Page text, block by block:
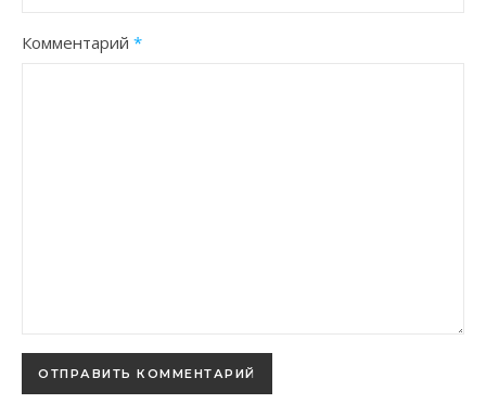
Комментарий *